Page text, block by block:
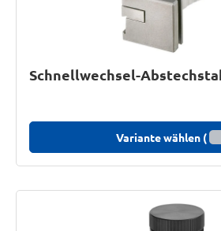
Schnellwechsel-
Variante wählen (